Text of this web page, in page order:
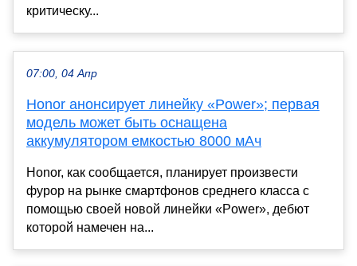
критическу...
07:00, 04 Апр
Honor анонсирует линейку «Power»; первая
модель может быть оснащена
аккумулятором емкостью 8000 мАч
Honor, как сообщается, планирует произвести
фурор на рынке смартфонов среднего класса с
помощью своей новой линейки «Power», дебют
которой намечен на...